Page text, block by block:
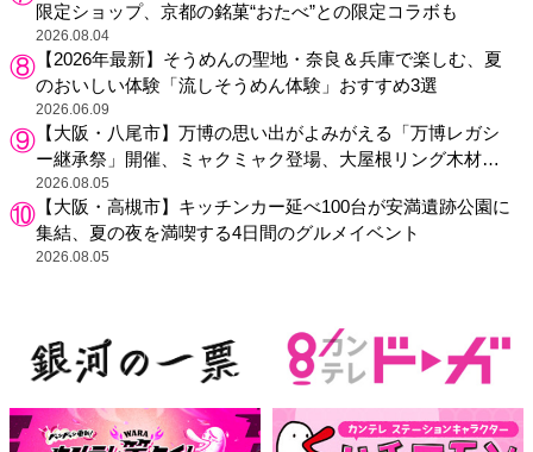
限定ショップ、京都の銘菓“おたべ”との限定コラボも
2026.08.04
【2026年最新】そうめんの聖地・奈良＆兵庫で楽しむ、夏
のおいしい体験「流しそうめん体験」おすすめ3選
2026.06.09
【大阪・八尾市】万博の思い出がよみがえる「万博レガシ
ー継承祭」開催、ミャクミャク登場、大屋根リング木材展
示も
2026.08.05
【大阪・高槻市】キッチンカー延べ100台が安満遺跡公園に
集結、夏の夜を満喫する4日間のグルメイベント
2026.08.05